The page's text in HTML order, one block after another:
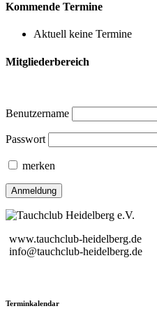
Kommende Termine
Aktuell keine Termine
Mitgliederbereich
Benutzername
Passwort
merken
www.tauchclub-heidelberg.de
info@tauchclub-heidelberg.de
Terminkalendar